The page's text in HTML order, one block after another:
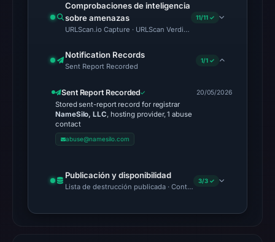
2026
at
UTC,
content
was
unavailable
at
location.
does
Comprobaciones de inteligencia
sobre amenazas
URLScan.io Capture · URLScan Verdict · Cloudflare Radar
11/11 ✓
Notification Records
Sent Report Recorded
1/1 ✓
Sent Report Recorded
Stored sent-report record for registrar
NameSilo, LLC, hosting provider, 1 abuse
contact
abuse@namesilo.com
20/05/2026
Publicación y disponibilidad
Lista de destrucción publicada · Content Observed
3/3 ✓